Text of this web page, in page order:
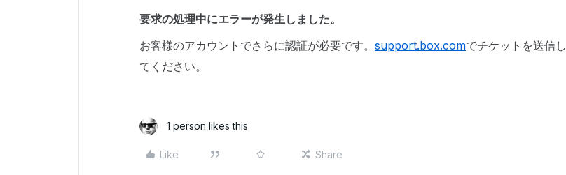
要求の処理中にエラーが発生しました。
お客様のアカウントでさらに認証が必要です。 support.box.comでチケットを送信し
てください。
1 person likes this
Like Share